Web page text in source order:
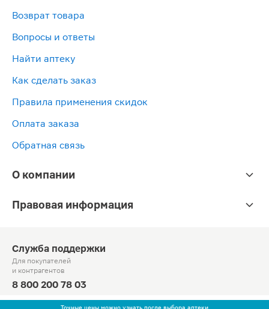
Точные цены можно узнать после выбора аптеки
Возврат товара
Вопросы и ответы
Найти аптеку
Как сделать заказ
Правила применения скидок
Оплата заказа
Обратная связь
О компании
Правовая информация
Служба поддержки
Для покупателей
и контрагентов
8 800 200 78 03
Круглосуточно, звонок по России бесплатный